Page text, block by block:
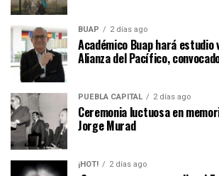
BUAP 2 días ago
Académico Buap hará estudio
Alianza del Pacífico,
PUEBLA CAPITAL 2 días ago
Ceremonia luctuosa en
Jorge Murad
¡HOT! 2 días ago